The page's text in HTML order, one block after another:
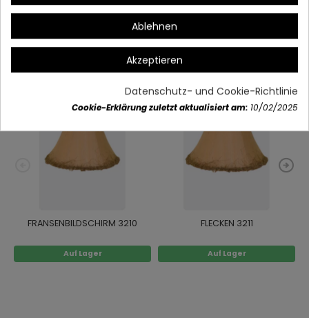
Vielleicht gefällt Ihnen auch
FRANSENBILDSCHIRM 3210
Auf Lager
FLECKEN 3211
Auf Lager
Ablehnen
Akzeptieren
Datenschutz- und Cookie-Richtlinie
Cookie-Erklärung zuletzt aktualisiert am: 10/02/2025